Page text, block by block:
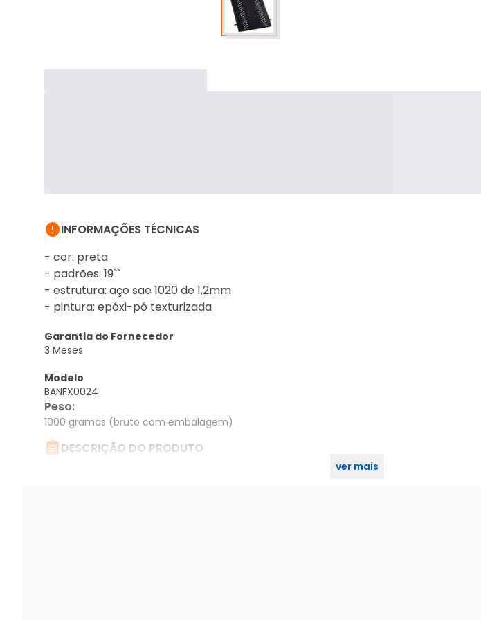
INFORMAÇÕES TÉCNICAS
- cor: preta
- padrões: 19``
- estrutura: aço sae 1020 de 1,2mm
- pintura: epóxi-pó texturizada
Garantia do Fornecedor
3 Meses
Modelo
BANFX0024
Peso:
1000 gramas (bruto com embalagem)
DESCRIÇÃO DO PRODUTO
ver mais